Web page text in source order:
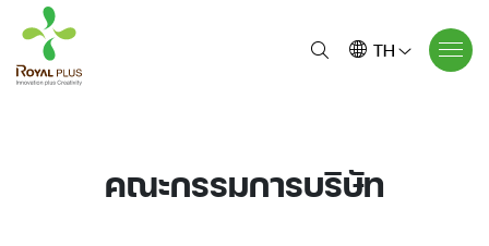
TH
คณะกรรมการบริษัท